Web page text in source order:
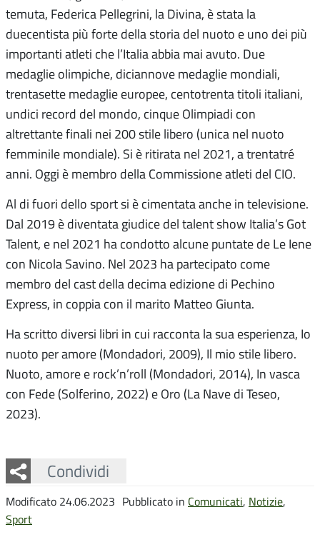
temuta, Federica Pellegrini, la Divina, è stata la
duecentista più forte della storia del nuoto e uno dei più
importanti atleti che l’Italia abbia mai avuto. Due
medaglie olimpiche, diciannove medaglie mondiali,
trentasette medaglie europee, centotrenta titoli italiani,
undici record del mondo, cinque Olimpiadi con
altrettante finali nei 200 stile libero (unica nel nuoto
femminile mondiale). Si è ritirata nel 2021, a trentatré
anni. Oggi è membro della Commissione atleti del CIO.
Al di fuori dello sport si è cimentata anche in televisione.
Dal 2019 è diventata giudice del talent show Italia’s Got
Talent, e nel 2021 ha condotto alcune puntate de Le Iene
con Nicola Savino. Nel 2023 ha partecipato come
membro del cast della decima edizione di Pechino
Express, in coppia con il marito Matteo Giunta.
Ha scritto diversi libri in cui racconta la sua esperienza, Io
nuoto per amore (Mondadori, 2009), Il mio stile libero.
Nuoto, amore e rock’n’roll (Mondadori, 2014), In vasca
con Fede (Solferino, 2022) e Oro (La Nave di Teseo,
2023).
Condividi
Facebook
Twitter
Whatsapp
Modificato 24.06.2023 Pubblicato in Comunicati, Notizie,
Sport